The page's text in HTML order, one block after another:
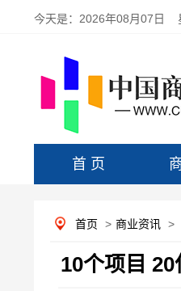
今天是： 2026年08月07日
首 页
首页 > 商业资讯 >
10个项目 20